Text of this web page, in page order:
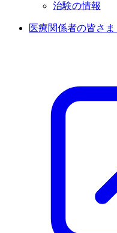
治験の情報
医療関係者の皆さま